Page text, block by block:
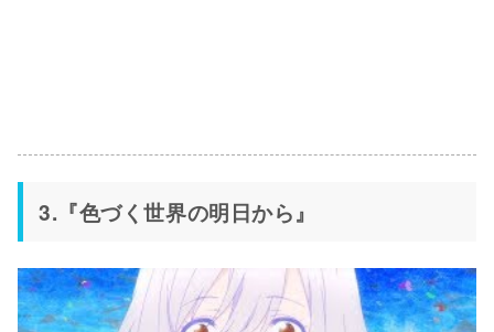
3.『色づく世界の明日から』